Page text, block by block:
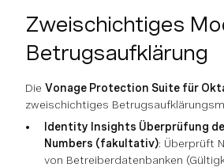
Zweischichtiges
Betrugsaufklärung
Die Vonage Protection Suite für
zweischichtiges
Identity Insights Überprüfung
Numbers (fakultativ): Überprüft
von Betreiberdatenbanken